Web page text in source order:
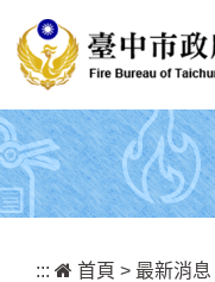
::: 首頁 > 最新消息